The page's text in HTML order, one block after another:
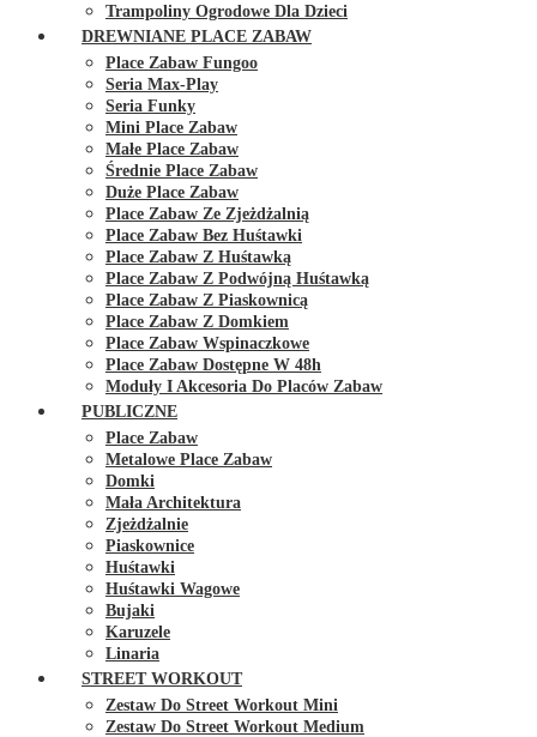
Trampoliny Ogrodowe Dla Dzieci
DREWNIANE PLACE ZABAW
Place Zabaw Fungoo
Seria Max-Play
Seria Funky
Mini Place Zabaw
Małe Place Zabaw
Średnie Place Zabaw
Duże Place Zabaw
Place Zabaw Ze Zjeżdżalnią
Place Zabaw Bez Huśtawki
Place Zabaw Z Huśtawką
Place Zabaw Z Podwójną Huśtawką
Place Zabaw Z Piaskownicą
Place Zabaw Z Domkiem
Place Zabaw Wspinaczkowe
Place Zabaw Dostępne W 48h
Moduły I Akcesoria Do Placów Zabaw
PUBLICZNE
Place Zabaw
Metalowe Place Zabaw
Domki
Mała Architektura
Zjeżdżalnie
Piaskownice
Huśtawki
Huśtawki Wagowe
Bujaki
Karuzele
Linaria
STREET WORKOUT
Zestaw Do Street Workout Mini
Zestaw Do Street Workout Medium